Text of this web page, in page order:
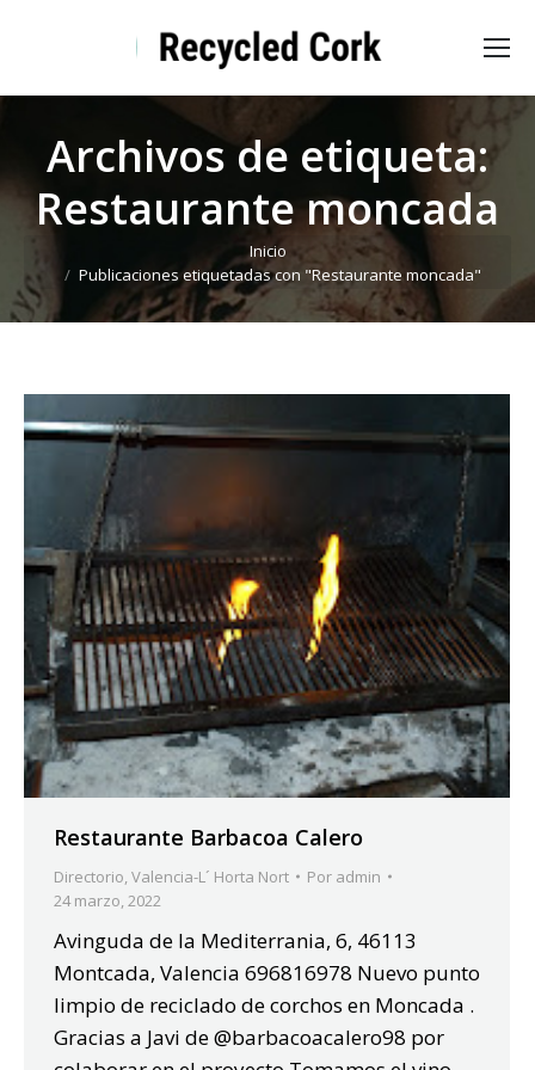
Archivos de etiqueta:
Restaurante moncada
Inicio
Publicaciones etiquetadas con "Restaurante moncada"
Restaurante Barbacoa Calero
Directorio,Valencia-L´ Horta Nort Por admin
24 marzo, 2022
Avinguda de la Mediterrania, 6, 46113
Montcada, Valencia 696816978 Nuevo punto
limpio de reciclado de corchos en Moncada .
Gracias a Javi de @barbacoacalero98 por